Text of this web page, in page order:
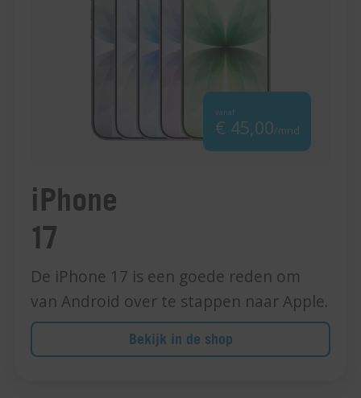
iPhone
17
De iPhone 17 is een goede reden om
van Android over te stappen naar Apple.
Bekijk in de shop
vanaf
€ 45,00/mnd